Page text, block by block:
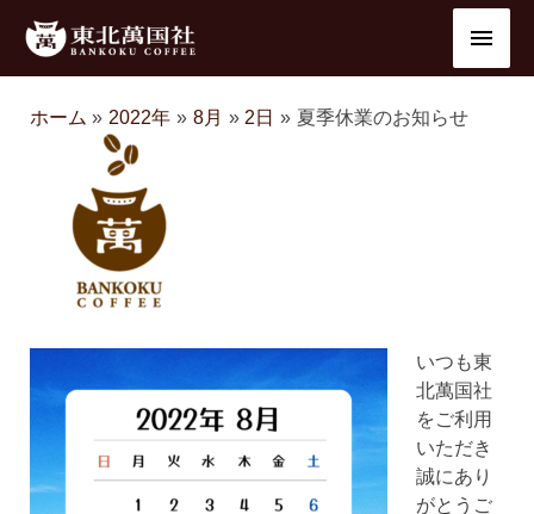
メ
イ
ホーム 2022年 8月 2日 夏季休業のお知らせ
いつも東
北萬国社
をご利用
いただき
誠にあり
がとうご